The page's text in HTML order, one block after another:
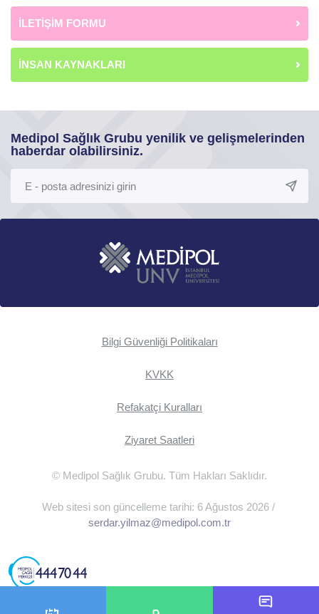
İLETİŞİM FORMU
İNSAN KAYNAKLARI
Medipol Sağlık Grubu yenilik ve gelişmelerinden
haberdar olabilirsiniz.
Bilgi Güvenliği Politikaları
KVKK
Refakatçi Kuralları
Ziyaret Saatleri
© Medipol Sağlık Grubu. Tüm Hakları Saklıdır.
Web sitesi son güncelleme tarihi: 6 Ağustos 2026 /
serdar.yilmaz@medipol.com.tr